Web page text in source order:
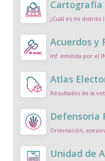
Cartografía
¿Cuál es mi distrito
Acuerdos y
Inf. emitida por el
Atlas
Resultados de la
Defensoria
Orientación,
Unidad de